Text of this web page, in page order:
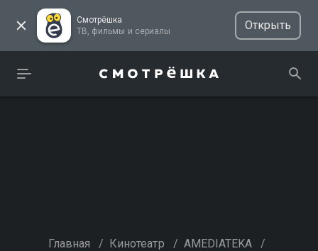
Смотрёшка
ТВ, фильмы и сериалы
Открыть
Главная / Кинотеатр / AMEDIATEKA /